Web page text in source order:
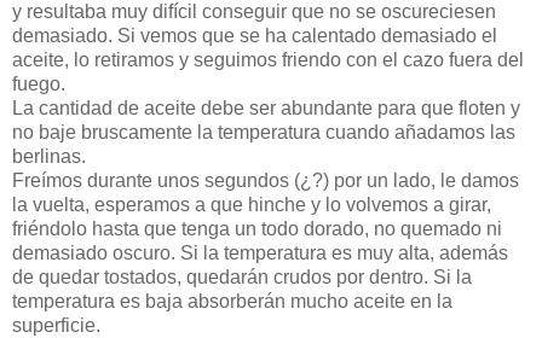
y resultaba muy difícil conseguir que no se oscureciesen
demasiado. Si vemos que se ha calentado demasiado el
aceite, lo retiramos y seguimos friendo con el cazo fuera del
fuego.
La cantidad de aceite debe ser abundante para que floten y
no baje bruscamente la temperatura cuando añadamos las
berlinas.
Freímos durante unos segundos (¿?) por un lado, le damos
la vuelta, esperamos a que hinche y lo volvemos a girar,
friéndolo hasta que tenga un todo dorado, no quemado ni
demasiado oscuro. Si la temperatura es muy alta, además
de quedar tostados, quedarán crudos por dentro. Si la
temperatura es baja absorberán mucho aceite en la
superficie.